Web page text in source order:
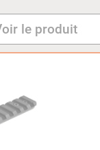
le produit